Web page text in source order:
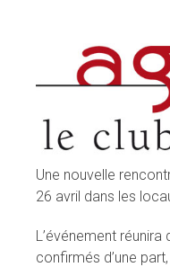
Une nouvelle
26 avril dans les
L’événement
confirmés d’une